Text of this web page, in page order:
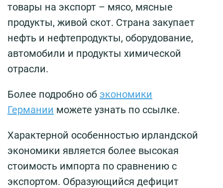
товары на экспорт – мясо, мясные
продукты, живой скот. Страна закупает
нефть и нефтепродукты, оборудование,
автомобили и продукты химической
отрасли.
Более подробно об экономики
Германии можете узнать по ссылке.
Характерной особенностью ирландской
экономики является более высокая
стоимость импорта по сравнению с
экспортом. Образующийся дефицит